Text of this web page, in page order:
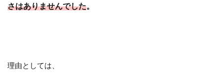
さはありませんでした。
理由としては、